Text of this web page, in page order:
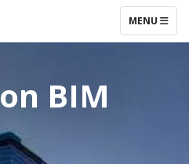
TOGGLE
MENU
BIM